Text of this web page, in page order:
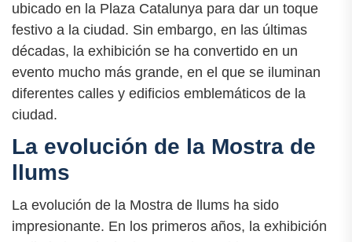
ubicado en la Plaza Catalunya para dar un toque
festivo a la ciudad. Sin embargo, en las últimas
décadas, la exhibición se ha convertido en un
evento mucho más grande, en el que se iluminan
diferentes calles y edificios emblemáticos de la
ciudad.
La evolución de la Mostra de
llums
La evolución de la Mostra de llums ha sido
impresionante. En los primeros años, la exhibición